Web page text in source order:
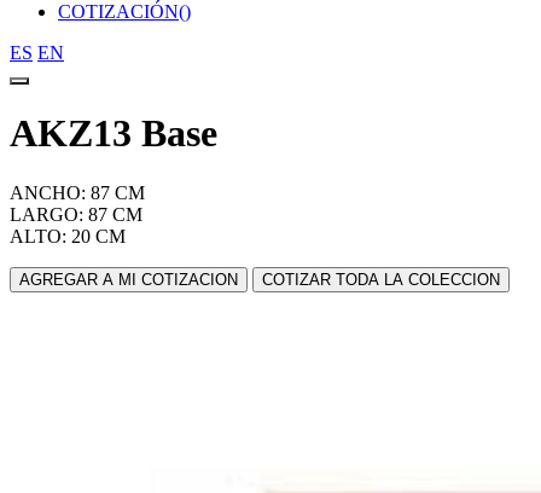
COTIZACIÓN()
ES EN
AKZ13 Base
ANCHO: 87 CM
LARGO: 87 CM
ALTO: 20 CM
AGREGAR A MI COTIZACION COTIZAR TODA LA COLECCION